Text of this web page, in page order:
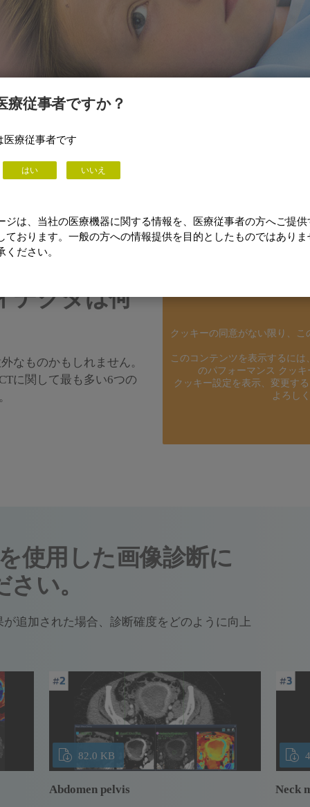
療従事者ですか？
医療従事者です
はい いいえ
ジは、当社の医療機器に関する情報を、医療従事者の方へご提
ております。一般の方への情報提供を目的としたものではあり
ください。
関する真実 すべ
テクタは何
なものかもしれません。
に関して最も多い6つの
クッキーの同意がない限り、
このコンテンツを表示するに
のパフォーマンス クッ
クッキー設定を表示、変更す
よろし
使用した画像診断に
い。
追加された場合、診断確度をどのように向上
82.0 KB
Abdomen pelvis Neck